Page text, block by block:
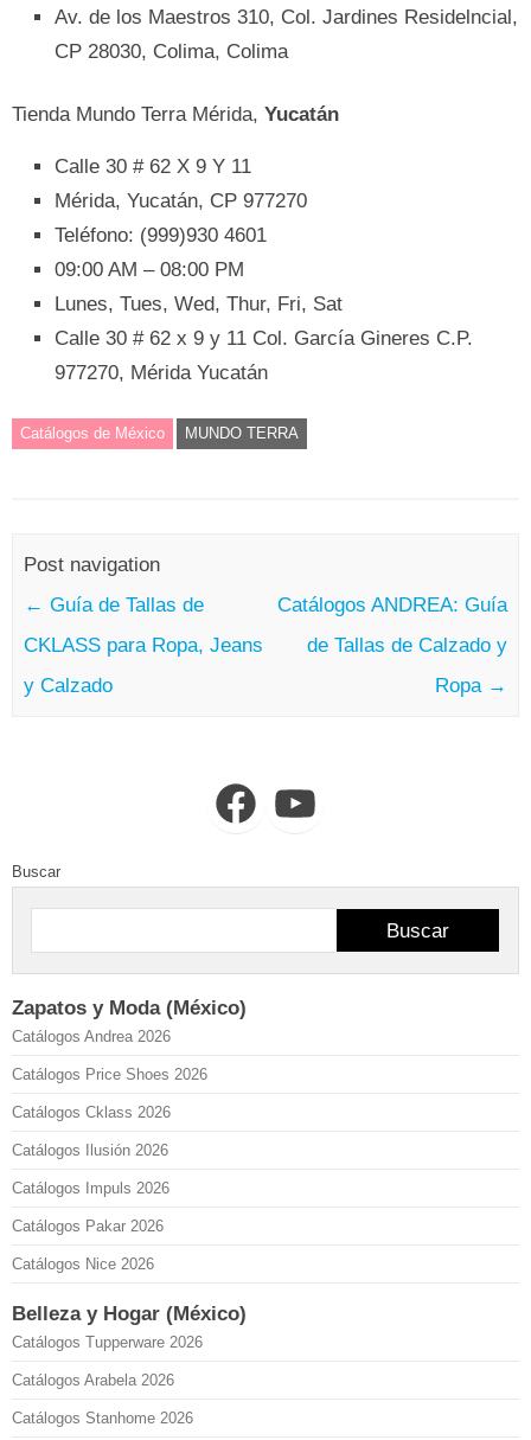
Av. de los Maestros 310, Col. Jardines Residelncial,
CP 28030, Colima, Colima
Tienda Mundo Terra Mérida, Yucatán
Calle 30 # 62 X 9 Y 11
Mérida, Yucatán, CP 977270
Teléfono: (999)930 4601
09:00 AM – 08:00 PM
Lunes, Tues, Wed, Thur, Fri, Sat
Calle 30 # 62 x 9 y 11 Col. García Gineres C.P.
977270, Mérida Yucatán
Catálogos de México MUNDO TERRA
Post navigation
← Guía de Tallas de
CKLASS para Ropa, Jeans
y Calzado
Catálogos ANDREA: Guía
de Tallas de Calzado y
Ropa →
FacebookYouTube
Buscar
Buscar
Zapatos y Moda (México)
Catálogos Andrea 2026
Catálogos Price Shoes 2026
Catálogos Cklass 2026
Catálogos Ilusión 2026
Catálogos Impuls 2026
Catálogos Pakar 2026
Catálogos Nice 2026
Belleza y Hogar (México)
Catálogos Tupperware 2026
Catálogos Arabela 2026
Catálogos Stanhome 2026